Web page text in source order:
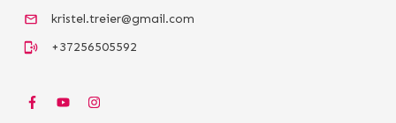
kristel.treier@gmail.com
+37256505592